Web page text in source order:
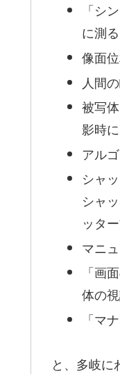
「シ
に測
像面
人間
被写
影時
アル
シャ
シャ
ッタ
マニ
「画
体の
「マ
と、多岐に